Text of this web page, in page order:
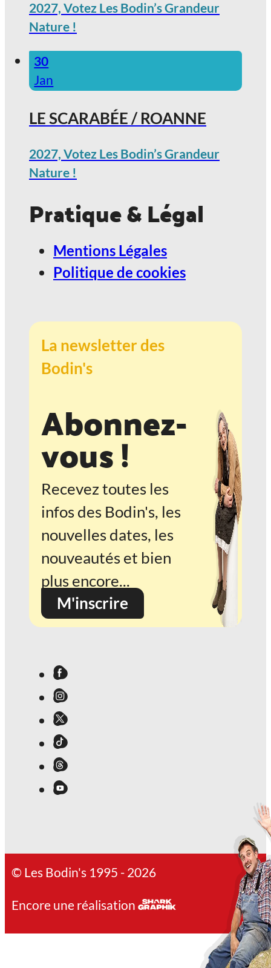
2027, Votez Les Bodin’s Grandeur
Nature !
30
Jan
LE SCARABÉE / ROANNE
2027, Votez Les Bodin’s Grandeur
Nature !
Pratique & Légal
Mentions Légales
Politique de cookies
La newsletter des
Bodin's
Abonnez-
vous !
Recevez toutes les
infos des Bodin's, les
nouvelles dates, les
nouveautés et bien
plus encore...
M'inscrire
© Les Bodin's 1995 - 2026
Encore une réalisation